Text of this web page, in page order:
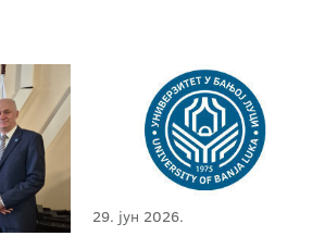
29. јун 2026.